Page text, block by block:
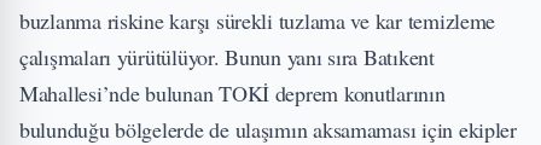
buzlanma riskine karşı sürekli tuzlama ve kar temizleme
çalışmaları yürütülüyor. Bunun yanı sıra Batıkent
Mahallesi’nde bulunan TOKİ deprem konutlarının
bulunduğu bölgelerde de ulaşımın aksamaması için ekipler